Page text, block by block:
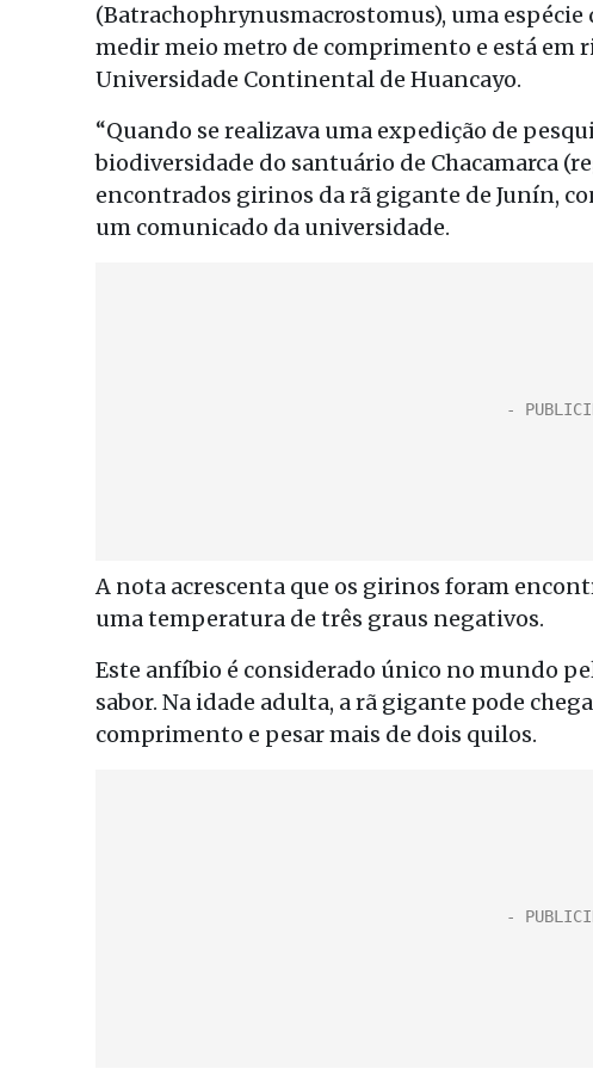
(Batrachophrynusmacrostomus), uma
medir meio metro de comprimento e está
Universidade Continental de Huancayo.
“Quando se realizava uma expedição de
biodiversidade do santuário de Chacamarca
encontrados girinos da rã gigante de Junín,
um comunicado da universidade.
A nota acrescenta que os girinos foram
uma temperatura de três graus negativos.
Este anfíbio é considerado único no mundo
sabor. Na idade adulta, a rã gigante pode
comprimento e pesar mais de dois quilos.